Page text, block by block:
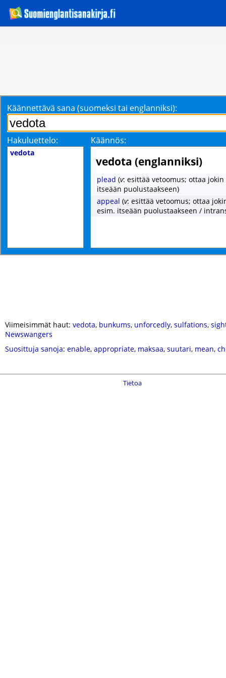
Käännettävä sana (suomeksi tai englanniksi):
Hakuluettelo: Käännös:
vedota
vedota (englanniksi)
plead (v: esittää vetoomus; ottaa
itseään puolustaakseen)
appeal (v: esittää vetoomus; ottaa
esim. itseään puolustaakseen /
Viimeisimmät haut: vedota, bunkums, unforcedly, sulfations,
Newswangers
Suosittuja sanoja: enable, appropriate, maksaa, suutari, mean,
Tietoa